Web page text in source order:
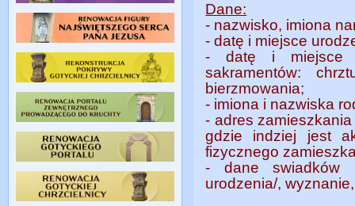
Dane:
- nazwisko, imiona
- datę i miejsce
- datę i miejsce
sakramentów:
bierzmowania;
- imiona i nazwiska
- adres
gdzie indziej jest
fizycznego
- dane swiadków
urodzenia/,